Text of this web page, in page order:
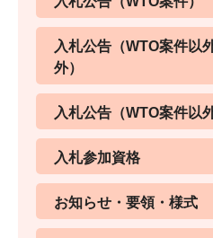
入札公告（WTO案件以
外）
入札公告（WTO案件以
入札参加資格
お知らせ・要領・様式